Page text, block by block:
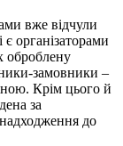
вже відчули
є організаторами
оброблену
замовники –
Крім цього й
за
надходження до